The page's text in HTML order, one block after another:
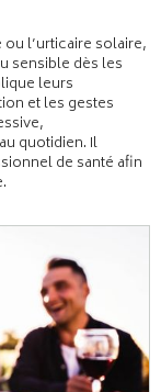
l’urticaire solaire,
sensible dès les
leurs
et les gestes
quotidien. Il
de santé afin